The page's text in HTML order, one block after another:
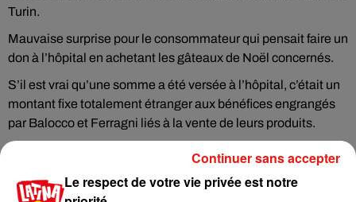
Turin.
Mauvaise surprise pour le consommateur qui pensait faire un
don à l’hôpital en achetant les gâteaux de Noël concernés.
S’il est vrai qu’une somme a été versée à l’hôpital, c’était un
montant fixe totalement étranger aux bénéfices engrangés
par Balocco et Ferragni liés à la vente de leurs produits.
notoriété stratosphérique de l’influenceuse qui compte 29,4
Le respect de votre vie privée est notre
Continuer sans accepter